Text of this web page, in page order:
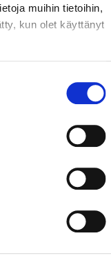
muihin tietoihin,
kun olet käyttänyt